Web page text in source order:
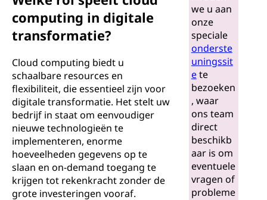
computing in digitale
transformatie?
Cloud computing biedt u
schaalbare resources en
flexibiliteit, die essentieel zijn voor
digitale transformatie. Het stelt uw
bedrijf in staat om eenvoudiger
nieuwe technologieën te
implementeren, enorme
hoeveelheden gegevens op te
slaan en on-demand toegang te
krijgen tot rekenkracht zonder de
grote investeringen vooraf.
we u aan
onze
speciale
onderste
uningssit
ete
bezoeken
, waar
ons team
direct
beschikb
aar is om
eventuele
vragen of
probleme